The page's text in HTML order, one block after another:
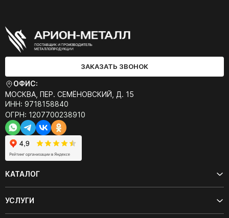
ЗАКАЗАТЬ ЗВОНОК
ОФИС:
МОСКВА, ПЕР. СЕМЁНОВСКИЙ, Д. 15
ИНН: 9718158840
ОГРН: 1207700238910
КАТАЛОГ
УСЛУГИ